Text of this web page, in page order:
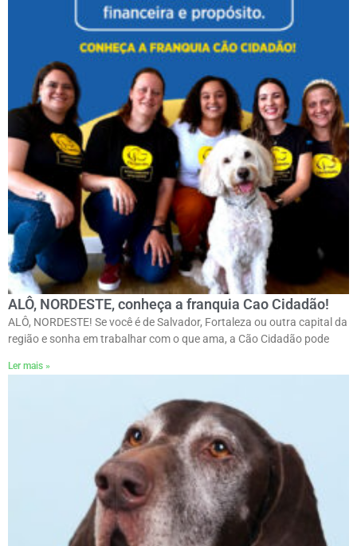
ALÔ, NORDESTE, conheça a franquia Cao Cidadão!
ALÔ, NORDESTE! Se você é de Salvador, Fortaleza ou outra capital da
região e sonha em trabalhar com o que ama, a Cão Cidadão pode
Ler mais »